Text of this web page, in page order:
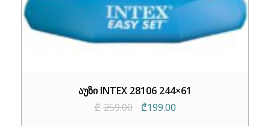
აუზი INTEX 28106 244×61
₾ 259.00
Original
₾199.00Current